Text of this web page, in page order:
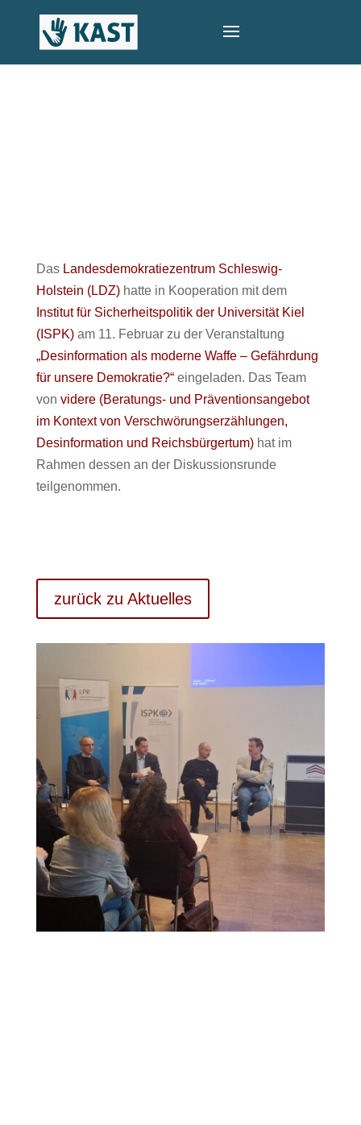
Das Landesdemokratiezentrum Schleswig-
Holstein (LDZ)hatte in Kooperation mit dem
Institut für Sicherheitspolitik der Universität Kiel
(ISPK)am 11. Februar zu der Veranstaltung
„Desinformation als moderne Waffe – Gefährdung
für unsere Demokratie?“eingeladen. Das Team
von videre (Beratungs- und Präventionsangebot
im Kontext von Verschwörungserzählungen,
Desinformation und Reichsbürgertum)hat im
Rahmen dessen an der Diskussionsrunde
teilgenommen.​
zurück zu Aktuelles